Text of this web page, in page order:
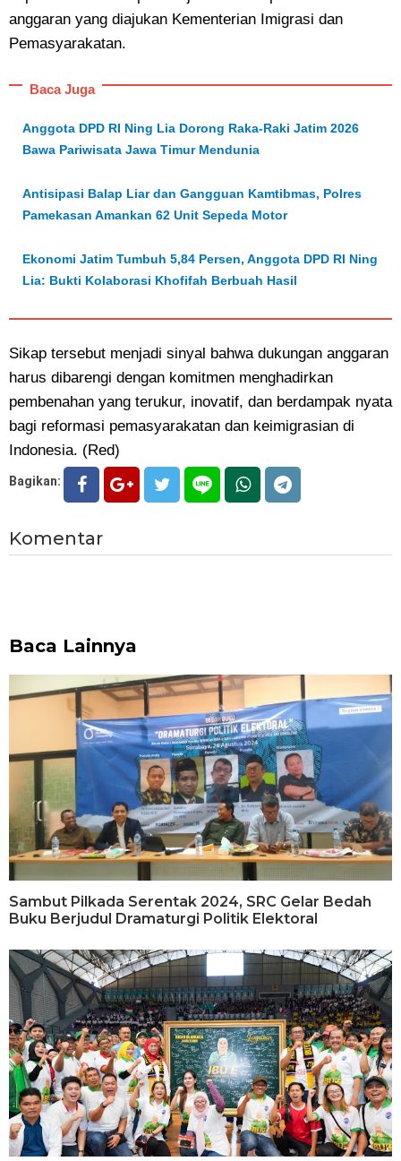
anggaran yang diajukan Kementerian Imigrasi dan
Pemasyarakatan.
Baca Juga
Anggota DPD RI Ning Lia Dorong Raka-Raki Jatim 2026
Bawa Pariwisata Jawa Timur Mendunia
Antisipasi Balap Liar dan Gangguan Kamtibmas, Polres
Pamekasan Amankan 62 Unit Sepeda Motor
Ekonomi Jatim Tumbuh 5,84 Persen, Anggota DPD RI Ning
Lia: Bukti Kolaborasi Khofifah Berbuah Hasil
Sikap tersebut menjadi sinyal bahwa dukungan anggaran
harus dibarengi dengan komitmen menghadirkan
pembenahan yang terukur, inovatif, dan berdampak nyata
bagi reformasi pemasyarakatan dan keimigrasian di
Indonesia. (Red)
Bagikan:
Komentar
Baca Lainnya
Sambut Pilkada Serentak 2024, SRC Gelar Bedah
Buku Berjudul Dramaturgi Politik Elektoral